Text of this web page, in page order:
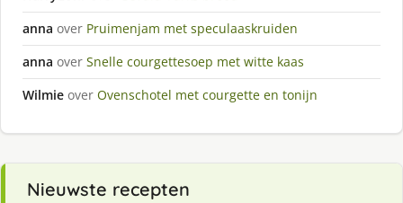
anna over Pruimenjam met speculaaskruiden
anna over Snelle courgettesoep met witte kaas
Wilmie over Ovenschotel met courgette en tonijn
Nieuwste recepten